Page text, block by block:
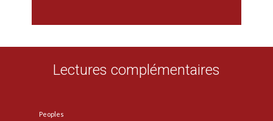
Lectures complémentaires
Peoples